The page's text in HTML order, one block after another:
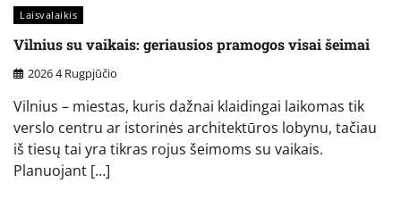
Laisvalaikis
Vilnius su vaikais: geriausios pramogos visai šeimai
2026 4 Rugpjūčio
Vilnius – miestas, kuris dažnai klaidingai laikomas tik
verslo centru ar istorinės architektūros lobynu, tačiau
iš tiesų tai yra tikras rojus šeimoms su vaikais.
Planuojant […]